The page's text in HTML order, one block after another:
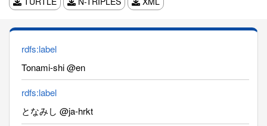
rdfs:label
Tonami-shi @en
rdfs:label
となみし @ja-hrkt